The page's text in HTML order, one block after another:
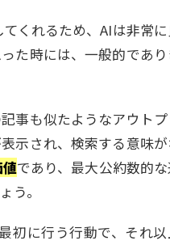
くれるため、AIは非常に
た時には、一般的であり
事も似たようなアウトプ
示され、検索する意味が
であり、最大公約数的
う。
初に行う行動で、それ以